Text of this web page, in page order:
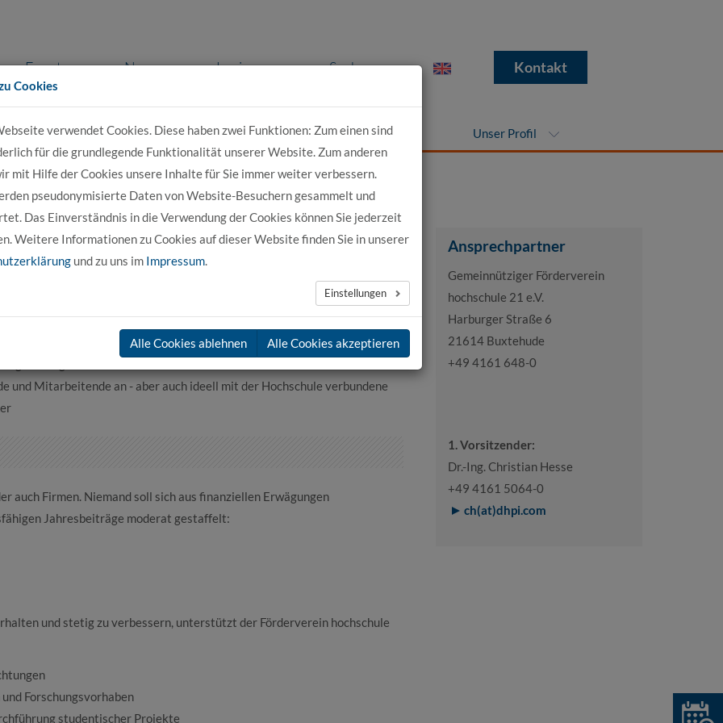
Events News Login Suche Kontakt
Bewerber Für Studierende Für Unternehmen Unser Profil
sind nicht aus den
„Förderverein hochschule 21
qualifizierter Fachkräfte
der Region leistet. Dem Verein
und Mitarbeitende an - aber auch ideell mit der Hochschule verbundene
auch Firmen. Niemand soll sich aus finanziellen Erwägungen
Jahresbeiträge moderat gestaffelt:
und stetig zu verbessern, unterstützt der Förderverein hochschule
Forschungsvorhaben
studentischer Projekte
Ansprechpartner
Gemeinnütziger Förderverein
hochschule 21 e.V.
Harburger Straße 6
21614 Buxtehude
+49 4161 648-0
1. Vorsitzender:
Dr.-Ing. Christian Hesse
+49 4161 5064-0
ch(at)dhpi.com
Cookies
verwendet Cookies. Diese haben zwei Funktionen: Zum einen sind
für die grundlegende Funktionalität unserer Website. Zum anderen
mit Hilfe der Cookies unsere Inhalte für Sie immer weiter verbessern.
pseudonymisierte Daten von Website-Besuchern gesammelt und
Das Einverständnis in die Verwendung der Cookies können Sie jederzeit
Weitere Informationen zu Cookies auf dieser Website finden Sie in unserer
und zu uns im Impressum.
Einstellungen
Alle Cookies ablehnen Alle Cookies akzeptieren